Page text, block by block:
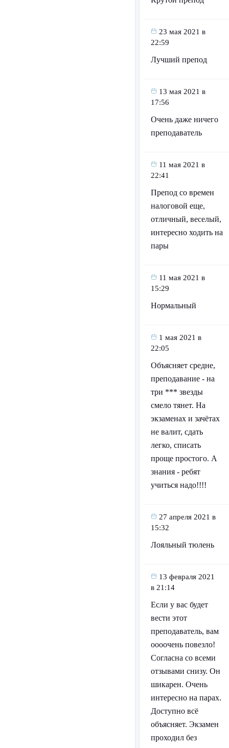
23 мая 2021 в
22:59
Лучший препод
13 мая 2021 в
17:56
Очень даже ничего
преподаватель
11 мая 2021 в
22:41
Препод со времен
налоговой еще,
отличный, веселый,
интересно ходить на
пары
11 мая 2021 в
15:29
Нормальный
1 мая 2021 в
22:05
Объясняет средне,
преподавание - на
три *** звезды
смело тянет. На
экзаменах и зачётах
не валит, сдать
легко, списать
проще простого. А
знания - ребят
учиться надо!!!!
27 апреля 2021 в
15:32
Лояльный тюлень
13 февраля 2021
в 21:14
Если у вас будет
вести этот
преподаватель, вам
оооочень повезло!
Согласна со всеми
отзывами снизу. Он
шикарен. Очень
интересно на парах.
Доступно всё
объясняет. Экзамен
проходил без